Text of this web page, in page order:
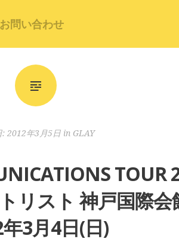
お問い合わせ
: 2012年3月5日in GLAY
TOUR
リスト 神戸国際
3月4日(日)